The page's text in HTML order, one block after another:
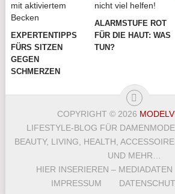
EXPERTENTIPPS
FÜRS SITZEN
GEGEN
SCHMERZEN
ALARMSTUFE ROT
FÜR DIE HAUT: WAS
TUN?
COPYRIGHT © 2026
LIFESTYLE-BLOG FÜR
BEAUTY, LIVING, HEALTH,
UND MEHR…
HIER INSERIEREN – MEDIADATEN
IMPRESSUM